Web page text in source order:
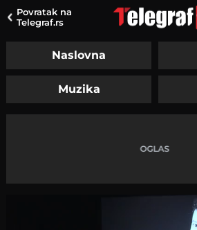
Povratak na
Telegraf.rs
Naslovna
Muzika